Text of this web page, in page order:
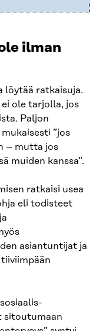
ilman
löytää ratkaisuja.
ole tarjolla, jos
Paljon
”jos
– mutta jos
muiden kanssa”.
ratkaisi usea
eli todisteet
asiantuntijat ja
sitoutumaan